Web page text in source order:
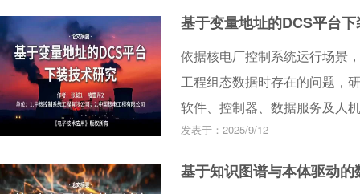
析计算水位数据。通过引入注
得改进后的模型参数量减少了
了21%。根据与人眼实际对比
能水尺设计要求。
基于变量地址的DCS平台
依据核电厂控制系统运行场景
工程组态数据时存在的问题，
软件、控制器、数据服务及人
用表明所研究的增量下载方案
及核电厂的运行安全性。
发表于：2025/9/12
基于知识图谱与本体驱动的